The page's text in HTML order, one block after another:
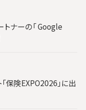
ナーの「 Google
保険EXPO2026」に出